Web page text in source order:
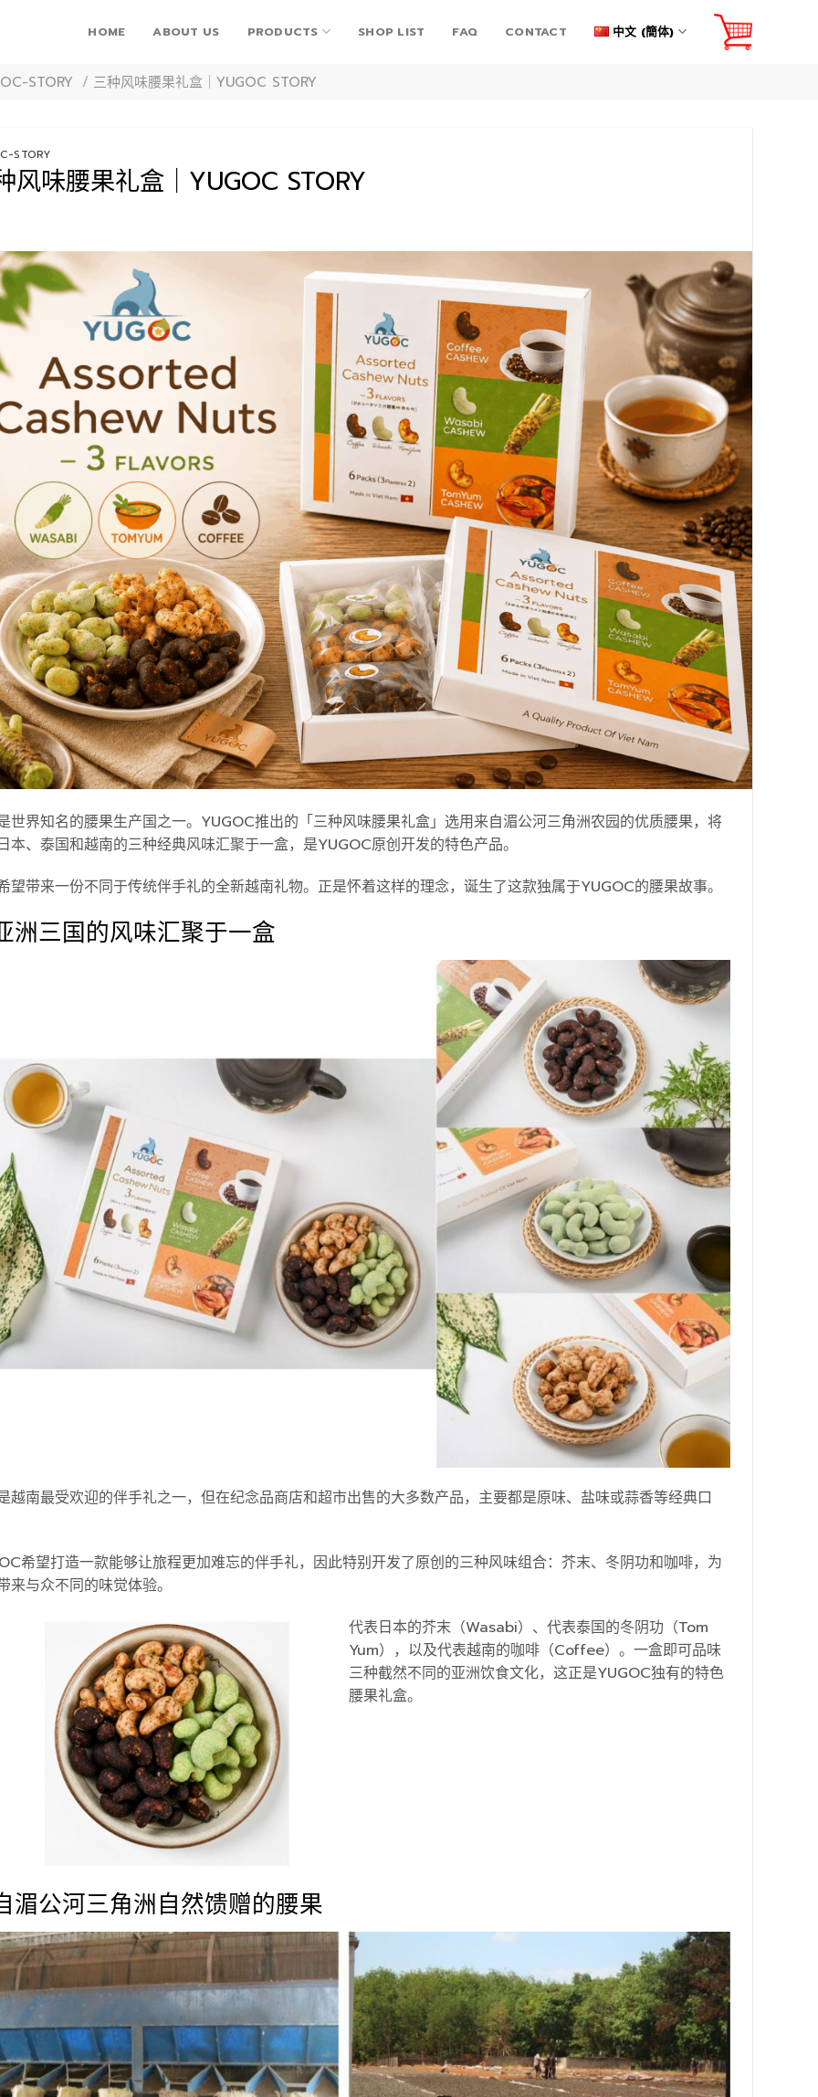
HOME ABOUT US PRODUCTS SHOP LIST FAQ CONTACT 中文 (簡体)
STORY / 三种风味腰果礼盒｜YUGOC STORY
STORY
风味腰果礼盒｜YUGOC STORY
世界知名的腰果生产国之一。YUGOC推出的「三种风味腰果礼盒」选用来自湄公河三角洲农园的优质腰果，将
本、泰国和越南的三种经典风味汇聚于一盒，是YUGOC原创开发的特色产品。
望带来一份不同于传统伴手礼的全新越南礼物。正是怀着这样的理念，诞生了这款独属于YUGOC的腰果故事。
洲三国的风味汇聚于一盒
越南最受欢迎的伴手礼之一，但在纪念品商店和超市出售的大多数产品，主要都是原味、盐味或蒜香等经典口
希望打造一款能够让旅程更加难忘的伴手礼，因此特别开发了原创的三种风味组合：芥末、冬阴功和咖啡，为
来与众不同的味觉体验。
代表日本的芥末（Wasabi）、代表泰国的冬阴功（Tom
Yum），以及代表越南的咖啡（Coffee）。一盒即可品味
三种截然不同的亚洲饮食文化，这正是YUGOC独有的特色
腰果礼盒。
湄公河三角洲自然馈赠的腰果